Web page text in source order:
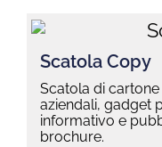
Scatola Copy
Scatola di
aziendali, gadget
informativo e
brochure.